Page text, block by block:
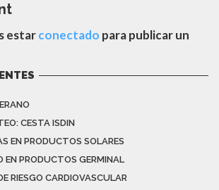
estarconectado para publicar un
CESTA ISDIN
EN PRODUCTOS SOLARES
EN PRODUCTOS GERMINAL
RIESGO CARDIOVASCULAR